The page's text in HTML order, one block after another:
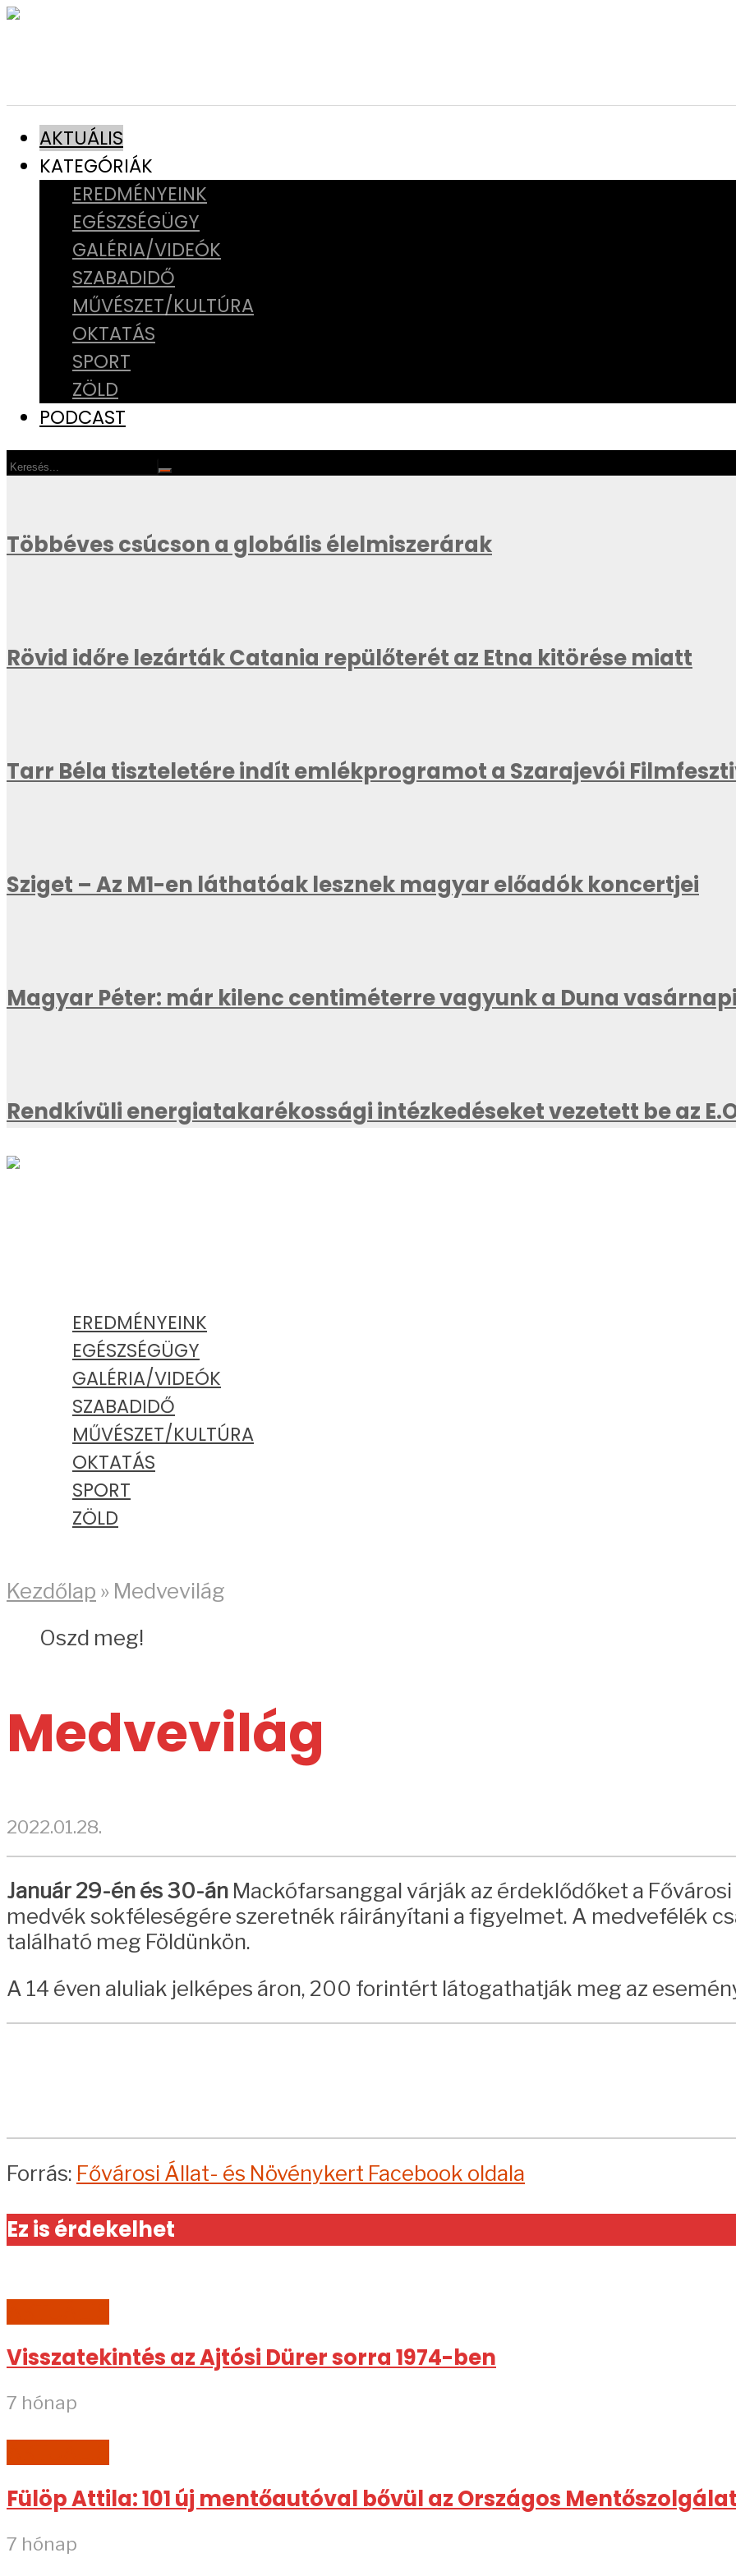
AKTUÁLIS
KATEGÓRIÁK
EREDMÉNYEINK
EGÉSZSÉGÜGY
GALÉRIA/VIDEÓK
SZABADIDŐ
MŰVÉSZET/KULTÚRA
OKTATÁS
SPORT
ZÖLD
PODCAST
Többéves csúcson a globális élelmiszerárak
Rövid időre lezárták Catania repülőterét az Etna kitörése miatt
Tarr Béla tiszteletére indít emlékprogramot a Szarajevói
Sziget – Az M1-en láthatóak lesznek magyar előadók koncertjei
Magyar Péter: már kilenc centiméterre vagyunk a Duna
Rendkívüli energiatakarékossági intézkedéseket vezetett be az
EREDMÉNYEINK
EGÉSZSÉGÜGY
GALÉRIA/VIDEÓK
SZABADIDŐ
MŰVÉSZET/KULTÚRA
OKTATÁS
SPORT
ZÖLD
Kezdőlap » Medvevilág
Oszd meg!
Medvevilág
2022.01.28.
Január 29-én és 30-án Mackófarsanggal várják az érdeklődőket a
medvék sokféleségére szeretnék ráirányítani a figyelmet. A medvefélék
található meg Földünkön.
A 14 éven aluliak jelképes áron, 200 forintért látogathatják meg az
Forrás: Fővárosi Állat- és Növénykert Facebook oldala
Ez is érdekelhet
Visszatekintés az Ajtósi Dürer sorra 1974-ben
7 hónap
Fülöp Attila: 101 új mentőautóval bővül az Országos
7 hónap